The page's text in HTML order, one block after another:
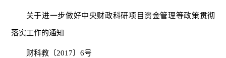
关于进一步做好中央财政科研项目资金管理等政策贯彻
落实工作的通知
财科教〔2017〕6号